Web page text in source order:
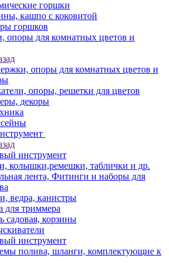
горшки
кашпо с коковитой
горшков
опоры для комнатных цветов и
опоры для комнатных цветов и
опоры, решетки для цветов
декоры
инструмент
колышки,ремешки, таблички и др.
лента, Фитинги и наборы для
ведра, канистры
для триммера
садовая, корзины
инструмент
полива, шланги, комплектующие к